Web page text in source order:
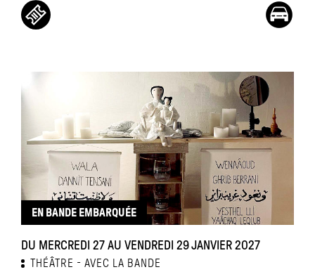
EN BANDE EMBARQUÉE
DU MERCREDI 27 AU VENDREDI 29 JANVIER 2027
THÉÂTRE AVEC LA BANDE